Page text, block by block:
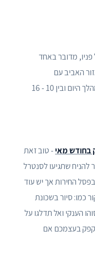
פניו, מדובר באחד
האביב עם
טמפרטורות שנעות בין 18 - 25 במהלך היום ובין 10 - 16
בחודש מאי- טוב זאת
להניח שתגיעו לסנטרל
החירות אך יש עוד
כמו: סיור בשכונת
הענקי ואל תדלגו על
בעצמכם אם